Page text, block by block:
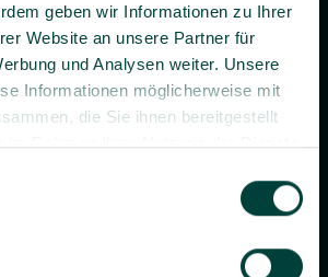
geben wir Informationen zu Ihrer
Website an unsere Partner für
und Analysen weiter. Unsere
Informationen möglicherweise mit
die Sie ihnen bereitgestellt
im Rahmen Ihrer Nutzung der Dienste